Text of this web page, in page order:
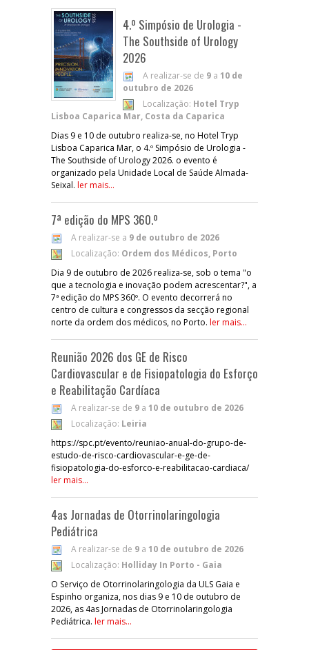
4.º Simpósio de Urologia -
The Southside of Urology
2026
A realizar-se de 9 a 10 de
outubro de 2026
Localização: Hotel Tryp
Lisboa Caparica Mar, Costa da Caparica
Dias 9 e 10 de outubro realiza-se, no Hotel Tryp
Lisboa Caparica Mar, o 4.º Simpósio de Urologia -
The Southside of Urology 2026. o evento é
organizado pela Unidade Local de Saúde Almada-
Seixal. ler mais...
7ª edição do MPS 360.º
A realizar-se a 9 de outubro de 2026
Localização: Ordem dos Médicos, Porto
Dia 9 de outubro de 2026 realiza-se, sob o tema "o
que a tecnologia e inovação podem acrescentar?", a
7ª edição do MPS 360º. O evento decorrerá no
centro de cultura e congressos da secção regional
norte da ordem dos médicos, no Porto. ler mais...
Reunião 2026 dos GE de Risco
Cardiovascular e de Fisiopatologia do Esforço
e Reabilitação Cardíaca
A realizar-se de 9 a 10 de outubro de 2026
Localização: Leiria
https://spc.pt/evento/reuniao-anual-do-grupo-de-
estudo-de-risco-cardiovascular-e-ge-de-
fisiopatologia-do-esforco-e-reabilitacao-cardiaca/
ler mais...
4as Jornadas de Otorrinolaringologia
Pediátrica
A realizar-se de 9 a 10 de outubro de 2026
Localização: Holliday In Porto - Gaia
O Serviço de Otorrinolaringologia da ULS Gaia e
Espinho organiza, nos dias 9 e 10 de outubro de
2026, as 4as Jornadas de Otorrinolaringologia
Pediátrica. ler mais...